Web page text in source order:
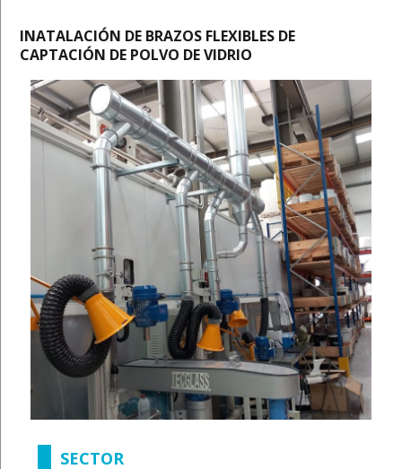
INATALACIÓN DE BRAZOS FLEXIBLES DE
CAPTACIÓN DE POLVO DE VIDRIO
SECTOR